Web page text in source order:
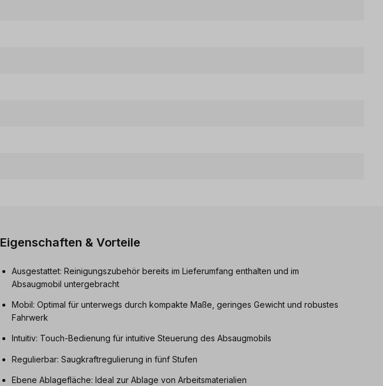
Eigenschaften & Vorteile
Ausgestattet: Reinigungszubehör bereits im Lieferumfang enthalten und im
Absaugmobil untergebracht
Mobil: Optimal für unterwegs durch kompakte Maße, geringes Gewicht und robustes
Fahrwerk
Intuitiv: Touch-Bedienung für intuitive Steuerung des Absaugmobils
Regulierbar: Saugkraftregulierung in fünf Stufen
Ebene Ablagefläche: Ideal zur Ablage von Arbeitsmaterialien